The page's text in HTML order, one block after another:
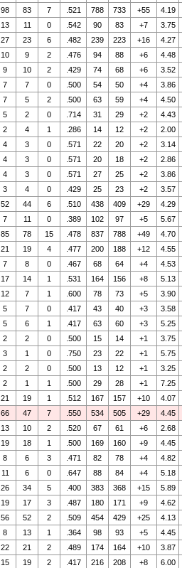
98 83 7 .521 788 733 +55 4.19
13 11 0 .542 90 83 +7 3.75
27 23 6 .482 239 223 +16 4.27
10 9 2 .476 94 88 +6 4.48
9 10 2 .429 74 68 +6 3.52
7 7 0 .500 54 50 +4 3.86
7 5 2 .500 63 59 +4 4.50
5 2 0 .714 31 29 +2 4.43
2 4 1 .286 14 12 +2 2.00
4 3 0 .571 22 20 +2 3.14
4 3 0 .571 20 18 +2 2.86
4 3 0 .571 27 25 +2 3.86
3 4 0 .429 25 23 +2 3.57
52 44 6 .510 438 409 +29 4.29
7 11 0 .389 102 97 +5 5.67
85 78 15 .478 837 788 +49 4.70
21 19 4 .477 200 188 +12 4.55
7 8 0 .467 68 64 +4 4.53
17 14 1 .531 164 156 +8 5.13
12 7 1 .600 78 73 +5 3.90
5 7 0 .417 43 40 +3 3.58
5 6 1 .417 63 60 +3 5.25
2 2 0 .500 15 14 +1 3.75
3 1 0 .750 23 22 +1 5.75
2 2 0 .500 13 12 +1 3.25
2 1 1 .500 29 28 +1 7.25
21 19 1 .512 167 157 +10 4.07
66 47 7 .550 534 505 +29 4.45
13 10 2 .520 67 61 +6 2.68
19 18 1 .500 169 160 +9 4.45
8 6 3 .471 82 78 +4 4.82
11 6 0 .647 88 84 +4 5.18
26 34 5 .400 383 368 +15 5.89
19 17 3 .487 180 171 +9 4.62
56 52 2 .509 454 429 +25 4.13
8 13 1 .364 98 93 +5 4.45
22 21 2 .489 174 164 +10 3.87
15 19 2 .417 216 208 +8 6.00